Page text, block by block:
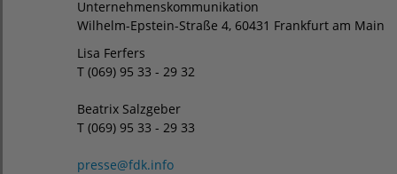
Unternehmenskommunikation
Wilhelm-Epstein-Straße 4, 60431 Frankfurt am Main
Lisa Ferfers
T (069) 95 33 - 29 32
Beatrix Salzgeber
T (069) 95 33 - 29 33
presse@fdk.info